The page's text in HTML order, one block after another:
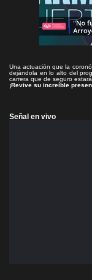
Una actuación que la
dejándola en lo alto del
carrera que de seguro
¡Revive su increíble
Señal en vivo